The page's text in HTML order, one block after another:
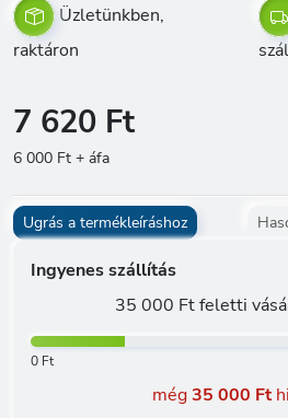
Üzletünkben,
raktáron
7 620 Ft
6 000 Ft + áfa
Ugrás a termékleíráshoz
Ingyenes szállítás
35 000 Ft feletti
0 Ft
még35 000 Ft